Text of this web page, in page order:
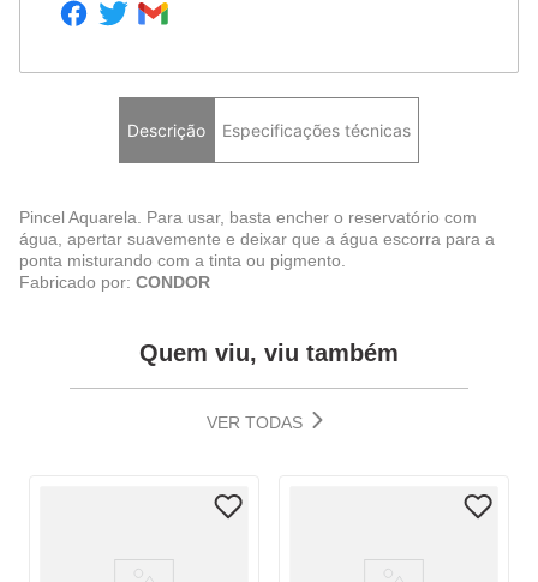
Descrição Especificações técnicas
Pincel Aquarela. Para usar, basta encher o reservatório com
água, apertar suavemente e deixar que a água escorra para a
ponta misturando com a tinta ou pigmento.
Fabricado por: CONDOR
Quem viu, viu também
VER TODAS